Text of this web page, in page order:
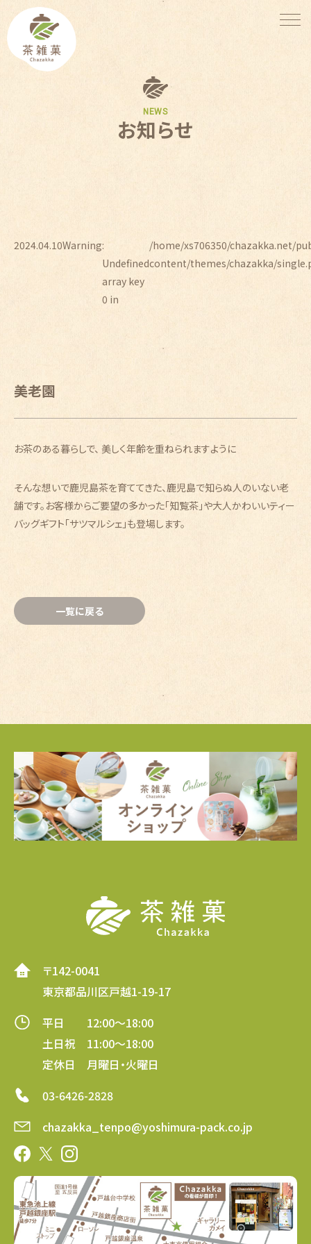
NEWS
お知らせ
2024.04.10Warning:
Undefined
array key
0 in
/home/xs706350/chazakka.net/
content/themes/chazakka/
美老園
お茶のある暮らしで、 美しく年齢を重ねられますように
そんな想いで鹿児島茶を育ててきた、鹿児島で知らぬ人のいない老
舗です。お客様からご要望の多かった「知覧茶」や大人かわいいティー
バッグギフト「サツマルシェ」も登場します。
一覧に戻る
〒142-0041
東京都品川区戸越1-19-17
平日 12:00～18:00
土日祝 11:00～18:00
定休日 月曜日・火曜日
03-6426-2828
chazakka_tenpo@yoshimura-pack.co.jp